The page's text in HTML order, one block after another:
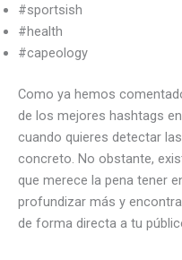
#sportsish
#health
#capeology
Como ya hemos
de los mejores hashtags
cuando quieres detectar
concreto. No obstante,
que merece la pena tener
profundizar más y
de forma directa a tu